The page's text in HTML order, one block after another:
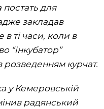
для
закладав
ті часи, коли в
“інкубатор”
розведенням курчат.
у Кемеровській
радянський